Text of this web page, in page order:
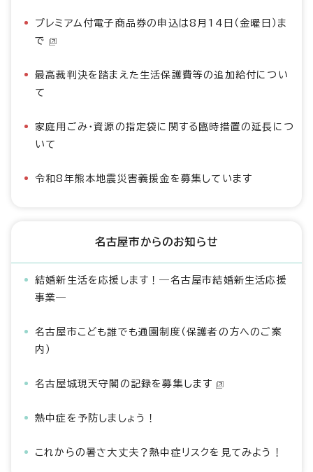
プレミアム付電子商品券の申込は8月14日（金曜日）ま
で
最高裁判決を踏まえた生活保護費等の追加給付につい
て
家庭用ごみ・資源の指定袋に関する臨時措置の延長につ
いて
令和8年熊本地震災害義援金を募集しています
名古屋市からのお知らせ
結婚新生活を応援します！―名古屋市結婚新生活応援
事業―
名古屋市こども誰でも通園制度（保護者の方へのご案
内）
名古屋城現天守閣の記録を募集します
熱中症を予防しましょう！
これからの暑さ大丈夫？熱中症リスクを見てみよう！